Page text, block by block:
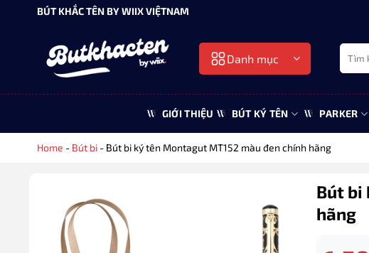
BÚT KHẮC TÊN BY WIIX VIỆTNAM
Danh mục
Tìm
kiếm:
GIỚI THIỆU BÚT KÝ TÊN PARKER
Home - Bút bi - Bút bi ký tên Montagut MT152 màu đen chính hãng
Bút bi
hãng